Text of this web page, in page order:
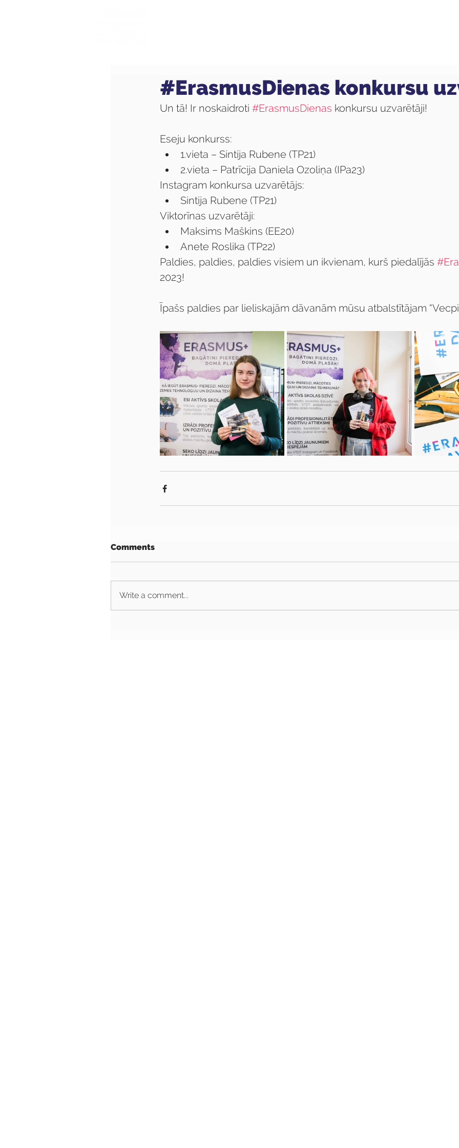
#ErasmusDienas konkursu
Un tā! Ir noskaidroti #ErasmusDienas konkursu uzvarētāji!
Eseju konkurss:
1.vieta – Sintija Rubene (TP21)
2.vieta – Patrīcija Daniela Ozoliņa (IPa23)
Instagram konkursa uzvarētājs:
Sintija Rubene (TP21)
Viktorīnas uzvarētāji:
Maksims Maškins (EE20)
Anete Roslika (TP22)
Paldies, paldies, paldies visiem un ikvienam, kurš piedalījās
2023!
Īpašs paldies par lieliskajām dāvanām mūsu atbalstītājam
Comments
Write a comment...